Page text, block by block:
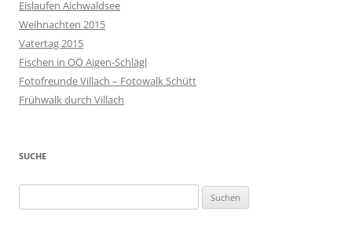
Eislaufen Aichwaldsee
Weihnachten 2015
Vatertag 2015
Fischen in OÖ Aigen-Schlägl
Fotofreunde Villach – Fotowalk Schütt
Frühwalk durch Villach
SUCHE
nach: